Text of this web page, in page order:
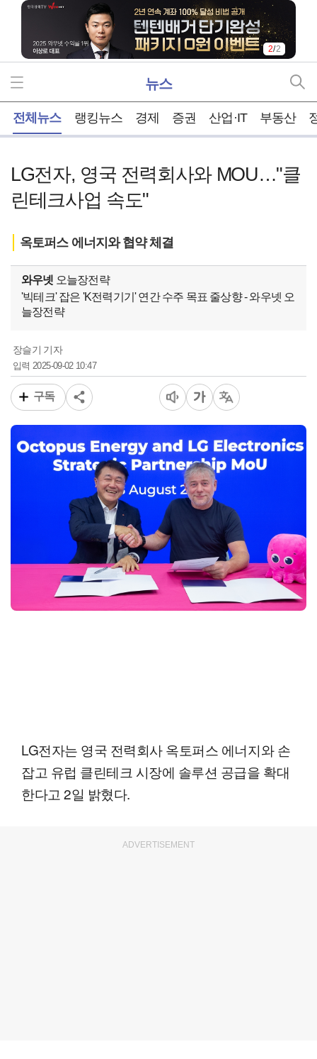
2/2
뉴스
전체뉴스 랭킹뉴스 경제 증권 산업·IT 부동산
LG전자, 영국 전력회사와 MOU…"클
린테크사업 속도"
옥토퍼스 에너지와 협약 체결
와우넷 오늘장전략
'빅테크' 잡은 'K전력기기' 연간 수주 목표 줄상향 - 와우넷 오
늘장전략
장슬기 기자
입력 2025-09-02 10:47
구독
LG전자는 영국 전력회사 옥토퍼스 에너지와 손
잡고 유럽 클린테크 시장에 솔루션 공급을 확대
한다고 2일 밝혔다.
ADVERTISEMENT